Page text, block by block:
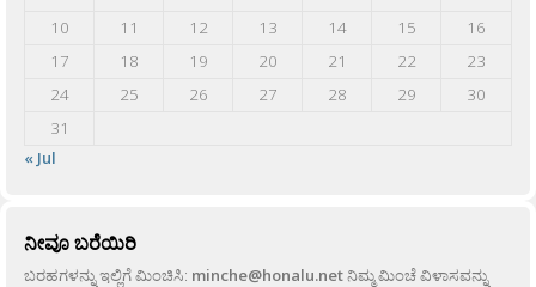
10
11 12 13 14 15
16
17
18 19 20 21 22
23
24
25 26 27 28 29
30
31
« Jul
ನೀವೂ ಬರೆಯಿರಿ
ಬರಹಗಳನ್ನು ಇಲ್ಲಿಗೆ ಮಿಂಚಿಸಿ: minche@honalu.netನಿಮ್ಮ ಮಿಂಚೆ ವಿಳಾಸವನ್ನು